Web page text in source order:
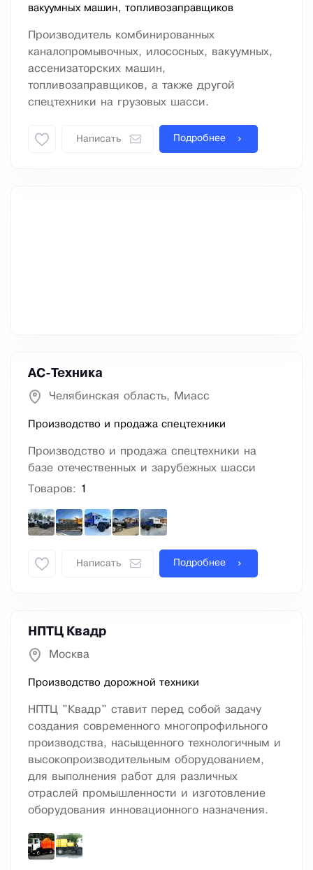
вакуумных машин, топливозаправщиков
Производитель комбинированных
каналопромывочных, илососных, вакуумных,
ассенизаторских машин,
топливозаправщиков, а также другой
спецтехники на грузовых шасси.
Написать Подробнее
АС-Техника
Челябинская область, Миасс
Производство и продажа спецтехники
Производство и продажа спецтехники на
базе отечественных и зарубежных шасси
Товаров: 1
Написать Подробнее
НПТЦ Квадр
Москва
Производство дорожной техники
НПТЦ "Квадр" ставит перед собой задачу
создания современного многопрофильного
производства, насыщенного технологичным и
высокопроизводительным оборудованием,
для выполнения работ для различных
отраслей промышленности и изготовление
оборудования инновационного назначения.